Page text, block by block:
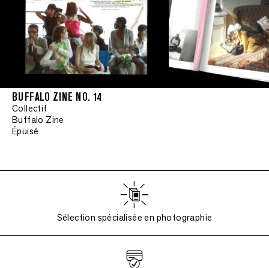
BUFFALO ZINE NO. 14
Collectif
Buffalo Zine
Épuisé
Sélection spécialisée en photographie